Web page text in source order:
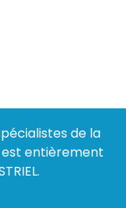
de la
entièrement